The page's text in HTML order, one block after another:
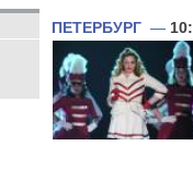
ПЕТЕРБУРГ —